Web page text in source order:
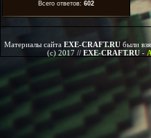
Всего ответов: 602
Материалы сайта EXE-CRAFT.RU были
(c) 2017 // EXE-CRAFT.RU -